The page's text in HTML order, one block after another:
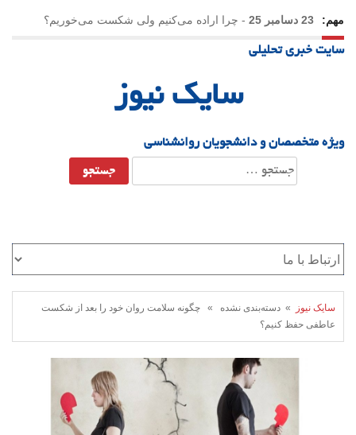
مهم: 23 دسامبر 25 - چرا اراده می‌کنیم ولی شکست می‌خوریم؟
21 دسامبر 25
سایت خبری تحلیلی
سایک نیوز
ویژه متخصصان و دانشجویان روانشناسی
جستجو
برای:
سایک نیوز
» دسته‌بندی نشده » چگونه سلامت روان خود را بعد از شکست
عاطفی حفظ کنیم؟